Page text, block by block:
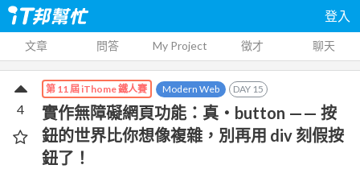
登入
文章 問答 My Project 徵才 聊天
第 11 屆 iThome 鐵人賽 Modern Web DAY 15
實作無障礙網頁功能：真・button —— 按
鈕的世界比你想像複雜，別再用 div 刻假按
鈕了！
4